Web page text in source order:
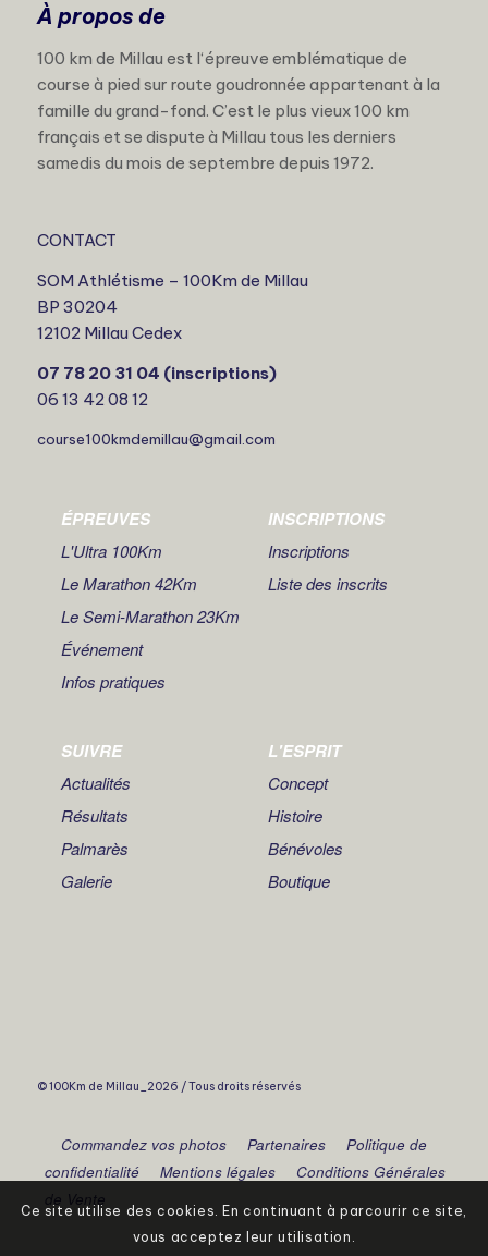
À propos de
100 km de Millau est l‘épreuve emblématique de
course à pied sur route goudronnée appartenant à la
famille du grand-fond. C’est le plus vieux 100 km
français et se dispute à Millau tous les derniers
samedis du mois de septembre depuis 1972.
CONTACT
SOM Athlétisme – 100Km de Millau
BP 30204
12102 Millau Cedex
07 78 20 31 04 (inscriptions)
06 13 42 08 12
course100kmdemillau@gmail.com
ÉPREUVES
L'Ultra 100Km
Le Marathon 42Km
Le Semi-Marathon 23Km
Événement
Infos pratiques
INSCRIPTIONS
Inscriptions
Liste des inscrits
SUIVRE
Actualités
Résultats
Palmarès
Galerie
L'ESPRIT
Concept
Histoire
Bénévoles
Boutique
© 100Km de Millau_2026 / Tous droits réservés
Commandez vos photos Partenaires
Politique de
confidentialité
Mentions légales
Conditions Générales
de Vente
Ce site utilise des cookies. En continuant à parcourir ce site,
vous acceptez leur utilisation.